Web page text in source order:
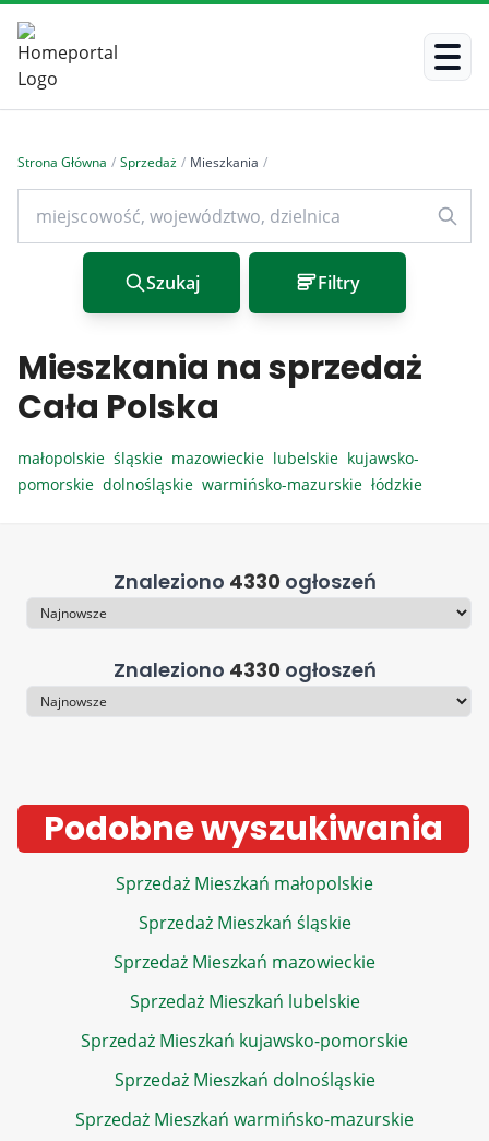
Strona Główna / Sprzedaż / Mieszkania /
Szukaj Filtry
Mieszkania na sprzedaż
Cała Polska
małopolskie śląskie mazowieckie lubelskie kujawsko-
pomorskie dolnośląskie warmińsko-mazurskie łódzkie
Znaleziono 4330 ogłoszeń
Sortowanie
Znaleziono 4330 ogłoszeń
Sortowanie
Podobne wyszukiwania
Sprzedaż Mieszkań małopolskie
Sprzedaż Mieszkań śląskie
Sprzedaż Mieszkań mazowieckie
Sprzedaż Mieszkań lubelskie
Sprzedaż Mieszkań kujawsko-pomorskie
Sprzedaż Mieszkań dolnośląskie
Sprzedaż Mieszkań warmińsko-mazurskie